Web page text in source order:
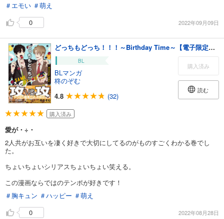
＃エモい ＃萌え
0
2022年09月09日
どっちもどっち！！！～Birthday Time～【電子限定かきおろし漫画付】
BL
BLマンガ
柊のぞむ
4.8
(32)
購入済み
読む
購入済み
愛が・÷・
2人共がお互いを凄く好きで大切にしてるのがものすごくわかる巻でし
た。
ちょいちょいシリアスちょいちょい笑える。
この漫画ならではのテンポが好きです！
＃胸キュン ＃ハッピー ＃萌え
0
2022年08月28日